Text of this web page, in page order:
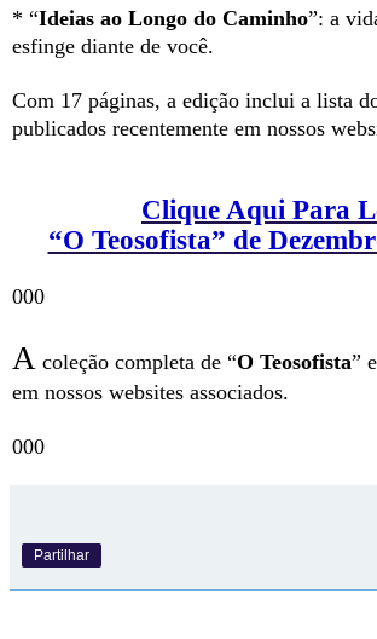
* “Ideias ao Longo do Caminho”: a
esfinge diante de você.
Com 17 páginas, a edição inclui a lista
publicados recentemente em nossos
Clique Aqui Para
“O Teosofista” de
000
A coleção completa de “O Teosofista”
em nossos websites associados.
000
Partilhar